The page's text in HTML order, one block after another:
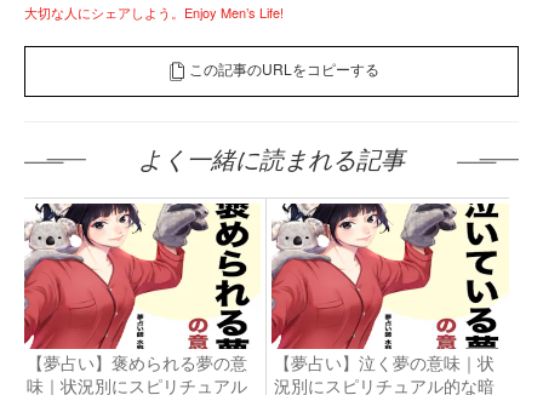
大切な人にシェアしよう。Enjoy Men’s Life!
この記事のURLをコピーする
よく一緒に読まれる記事
【夢占い】褒められる夢の意
味｜状況別にスピリチュアル
【夢占い】泣く夢の意味｜状
況別にスピリチュアル的な暗